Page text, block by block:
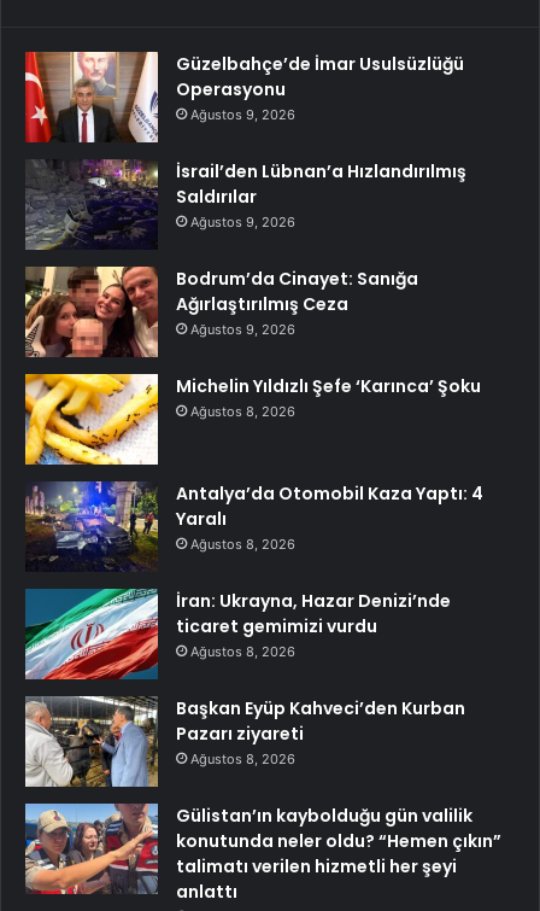
Güzelbahçe’de İmar Usulsüzlüğü
Operasyonu
Ağustos 9, 2026
İsrail’den Lübnan’a Hızlandırılmış
Saldırılar
Ağustos 9, 2026
Bodrum’da Cinayet: Sanığa
Ağırlaştırılmış Ceza
Ağustos 9, 2026
Michelin Yıldızlı Şefe ‘Karınca’ Şoku
Ağustos 8, 2026
Antalya’da Otomobil Kaza Yaptı: 4
Yaralı
Ağustos 8, 2026
İran: Ukrayna, Hazar Denizi’nde
ticaret gemimizi vurdu
Ağustos 8, 2026
Başkan Eyüp Kahveci’den Kurban
Pazarı ziyareti
Ağustos 8, 2026
Gülistan’ın kaybolduğu gün valilik
konutunda neler oldu? “Hemen çıkın”
talimatı verilen hizmetli her şeyi
anlattı